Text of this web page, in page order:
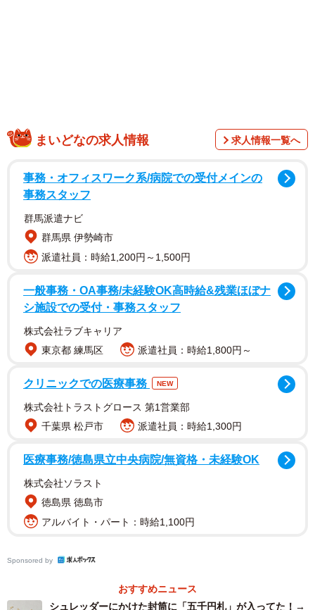
調べました。
結婚前に知りたかった配偶者のお金の使い方
結婚前に知りたかった配偶者のお金の使い方の1位「貯蓄し
ていない」で23.5%。2位は「浪費癖がある」（16.9%）、3
きない」（10.5%）、5位は「お金に厳しい」（10.2%）で
まいどなの求人情報 求人情報一覧へ
事務・オフィスワーク系/病院での受付メインの
事務スタッフ
群馬派遣ナビ
群馬県 伊勢崎市
派遣社員：時給1,200円～1,500円
一般事務・OA事務/未経験OK高時給&残業ほぼナ
シ施設での受付・事務スタッフ
株式会社ラブキャリア
東京都 練馬区
派遣社員：時給1,800円～
クリニックでの医療事務 NEW
株式会社トラストグロース 第1営業部
千葉県 松戸市
派遣社員：時給1,300円
医療事務/徳島県立中央病院/無資格・未経験OK
株式会社ソラスト
徳島県 徳島市
アルバイト・パート：時給1,100円
Sponsored by
おすすめニュース
シュレッダーにかけた封筒に「五千円札」が入ってた！→